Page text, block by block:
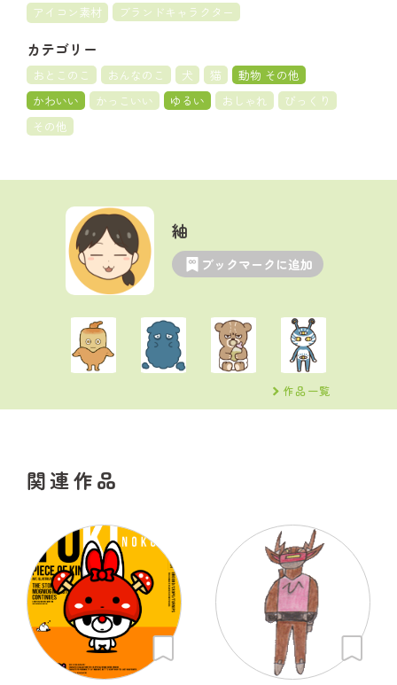
アイコン素材
ブランドキャラクター
カテゴリー
おとこのこ おんなのこ 犬 猫
動物 その他
かわいい
かっこいい ゆるい おしゃれ
びっくり
その他
紬
ブックマークに追加
作品一覧
関連作品